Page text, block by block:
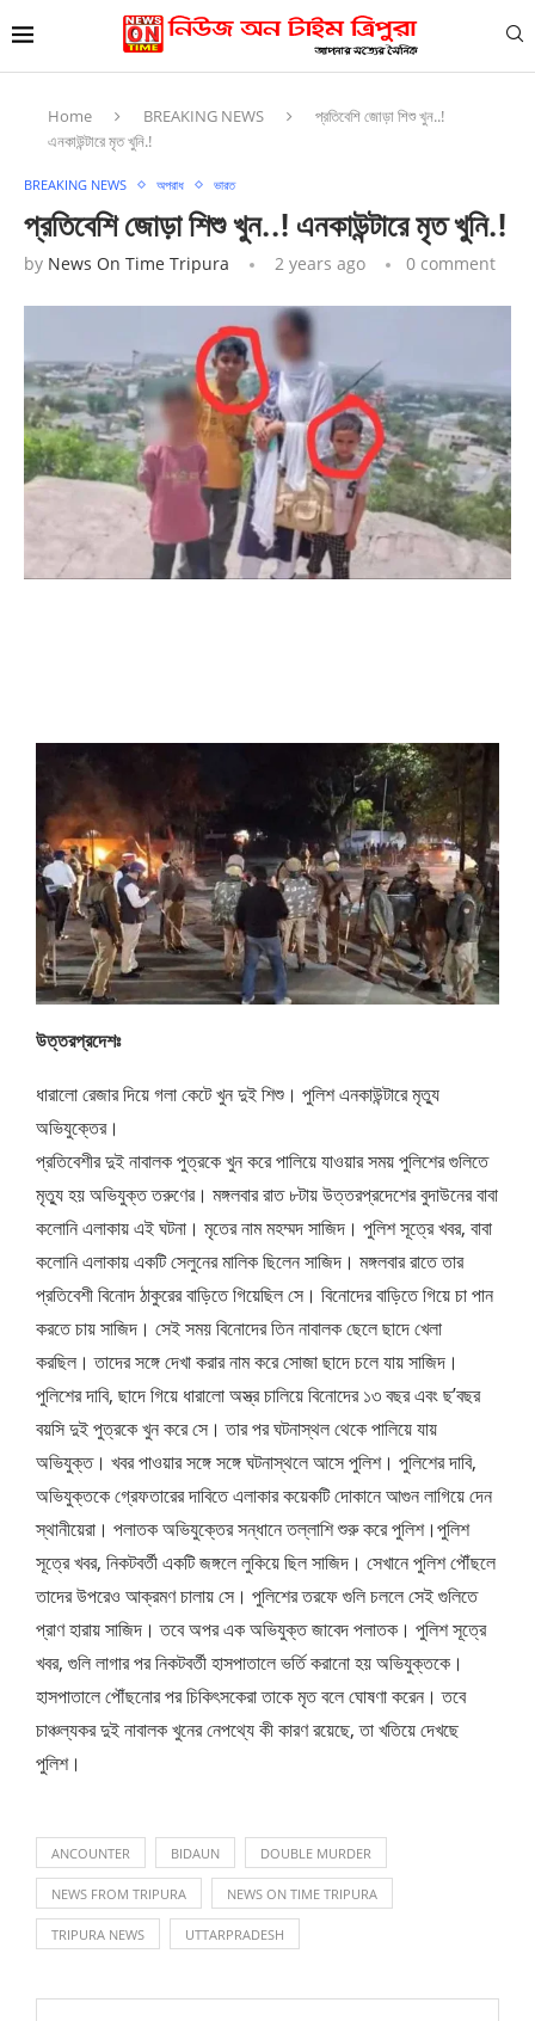
Home BREAKING NEWS
প্রতিবেশি জোড়া শিশু খুন..!
এনকাউন্টারে মৃত খুনি.!
BREAKING NEWS অপরাধ ভারত
প্রতিবেশি জোড়া শিশু খুন..! এনকাউন্টারে মৃত খুনি.!
by News On Time Tripura 2 years ago 0 comment
উত্তরপ্রদেশঃ
ধারালো রেজার দিয়ে গলা কেটে খুন দুই শিশু। পুলিশ এনকাউন্টারে মৃত্যু
অভিযুক্তের।
প্রতিবেশীর দুই নাবালক পুত্রকে খুন করে পালিয়ে যাওয়ার সময় পুলিশের গুলিতে
মৃত্যু হয় অভিযুক্ত তরুণের। মঙ্গলবার রাত ৮টায় উত্তরপ্রদেশের বুদাউনের বাবা
কলোনি এলাকায় এই ঘটনা। মৃতের নাম মহম্মদ সাজিদ। পুলিশ সূত্রে খবর, বাবা
কলোনি এলাকায় একটি সেলুনের মালিক ছিলেন সাজিদ। মঙ্গলবার রাতে তার
প্রতিবেশী বিনোদ ঠাকুরের বাড়িতে গিয়েছিল সে। বিনোদের বাড়িতে গিয়ে চা পান
করতে চায় সাজিদ। সেই সময় বিনোদের তিন নাবালক ছেলে ছাদে খেলা
করছিল। তাদের সঙ্গে দেখা করার নাম করে সোজা ছাদে চলে যায় সাজিদ।
পুলিশের দাবি, ছাদে গিয়ে ধারালো অস্ত্র চালিয়ে বিনোদের ১৩ বছর এবং ছ’বছর
বয়সি দুই পুত্রকে খুন করে সে। তার পর ঘটনাস্থল থেকে পালিয়ে যায়
অভিযুক্ত। খবর পাওয়ার সঙ্গে সঙ্গে ঘটনাস্থলে আসে পুলিশ। পুলিশের দাবি,
অভিযুক্তকে গ্রেফতারের দাবিতে এলাকার কয়েকটি দোকানে আগুন লাগিয়ে দেন
স্থানীয়েরা। পলাতক অভিযুক্তের সন্ধানে তল্লাশি শুরু করে পুলিশ।পুলিশ
সূত্রে খবর, নিকটবর্তী একটি জঙ্গলে লুকিয়ে ছিল সাজিদ। সেখানে পুলিশ পৌঁছলে
তাদের উপরেও আক্রমণ চালায় সে। পুলিশের তরফে গুলি চললে সেই গুলিতে
প্রাণ হারায় সাজিদ। তবে অপর এক অভিযুক্ত জাবেদ পলাতক। পুলিশ সূত্রে
খবর, গুলি লাগার পর নিকটবর্তী হাসপাতালে ভর্তি করানো হয় অভিযুক্তকে।
হাসপাতালে পৌঁছনোর পর চিকিৎসকেরা তাকে মৃত বলে ঘোষণা করেন। তবে
চাঞ্চল্যকর দুই নাবালক খুনের নেপথ্যে কী কারণ রয়েছে, তা খতিয়ে দেখছে
পুলিশ।
ANCOUNTER BIDAUN DOUBLE MURDER
NEWS FROM TRIPURA NEWS ON TIME TRIPURA
TRIPURA NEWS UTTARPRADESH